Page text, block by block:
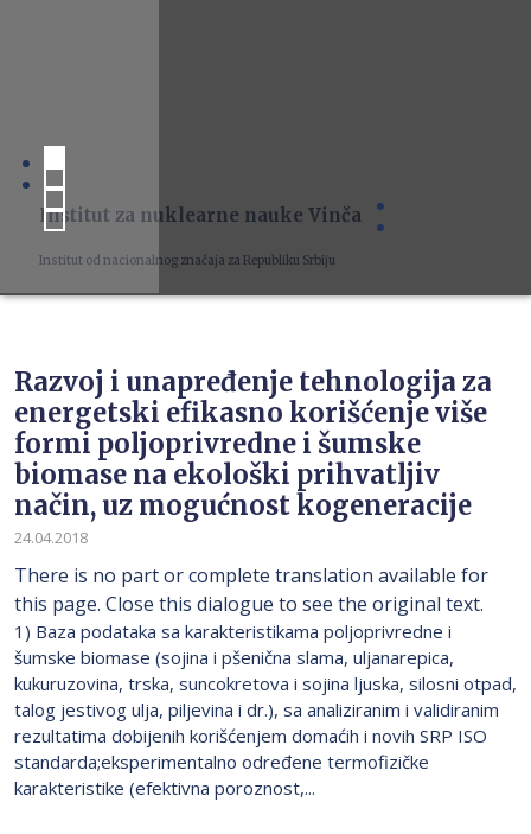
Institut za nuklearne nauke Vinča
Institut od nacionalnog značaja za Republiku Srbiju
Razvoj i unapređenje tehnologija za
energetski efikasno korišćenje više
formi poljoprivredne i šumske
biomase na ekološki prihvatljiv
način, uz mogućnost kogeneracije
24.04.2018
There is no part or complete translation available for
this page. Close this dialogue to see the original text.
1) Baza podataka sa karakteristikama poljoprivredne i
šumske biomase (sojina i pšenična slama, uljanarepica,
kukuruzovina, trska, suncokretova i sojina ljuska, silosni otpad,
talog jestivog ulja, piljevina i dr.), sa analiziranim i validiranim
rezultatima dobijenih korišćenjem domaćih i novih SRP ISO
standarda;eksperimentalno određene termofizičke
karakteristike (efektivna poroznost,...